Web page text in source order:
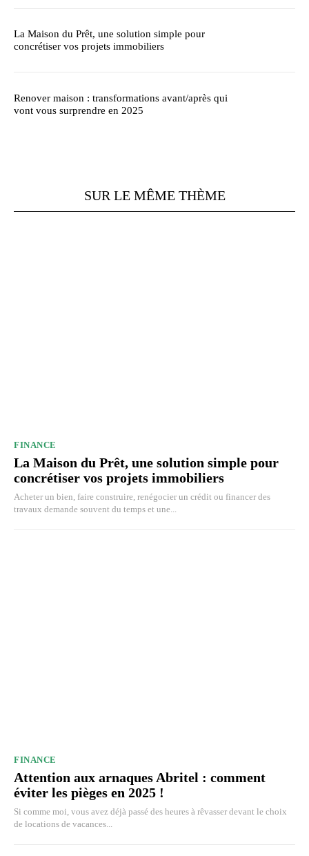
La Maison du Prêt, une solution simple pour
concrétiser vos projets immobiliers
Renover maison : transformations avant/après qui
vont vous surprendre en 2025
SUR LE MÊME THÈME
FINANCE
La Maison du Prêt, une solution simple pour
concrétiser vos projets immobiliers
Acheter un bien, faire construire, renégocier un crédit ou financer des
travaux demande souvent du temps et une...
FINANCE
Attention aux arnaques Abritel : comment
éviter les pièges en 2025 !
Si comme moi, vous avez déjà passé des heures à rêvasser devant le choix
de locations de vacances...